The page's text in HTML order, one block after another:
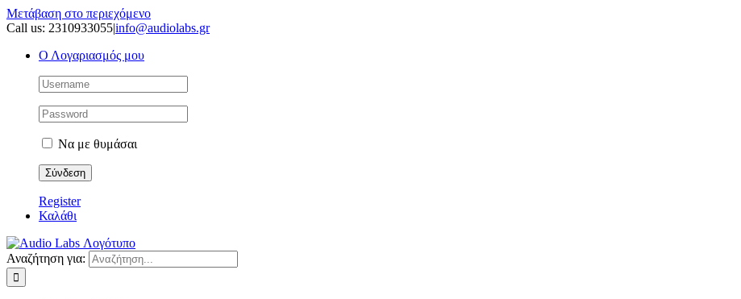
Μετάβαση στο περιεχόμενο
Call us: 2310933055|info@audiolabs.gr
Ο Λογαριασμός μου
Να με θυμάσαι
Register
Καλάθι
Αναζήτηση για: